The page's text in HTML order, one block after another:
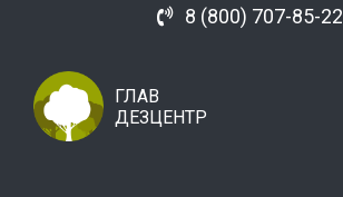
8 (800) 707-85-22
ГЛАВ
ДЕЗЦЕНТР